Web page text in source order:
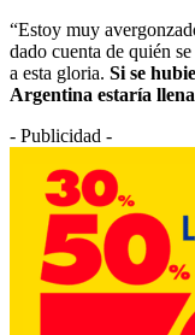
“Estoy muy
dado cuenta de quién
a esta gloria. Si se
Argentina estaría
- Publicidad -